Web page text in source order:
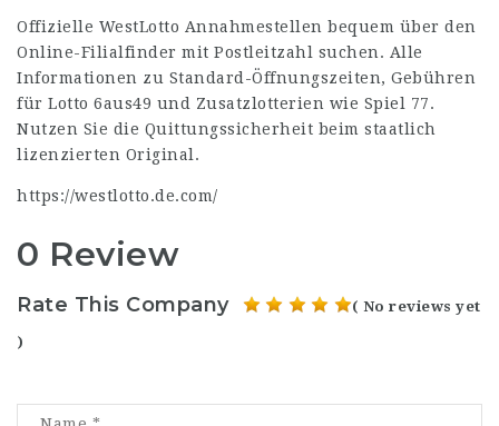
Offizielle WestLotto Annahmestellen bequem über den
Online-Filialfinder mit Postleitzahl suchen. Alle
Informationen zu Standard-Öffnungszeiten, Gebühren
für Lotto 6aus49 und Zusatzlotterien wie Spiel 77.
Nutzen Sie die Quittungssicherheit beim staatlich
lizenzierten Original.
https://westlotto.de.com/
0 Review
Rate This Company ( No reviews yet
)